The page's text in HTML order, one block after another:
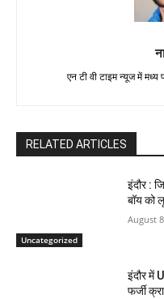
एन टी वी टाइम न्यूज में
RELATED ARTICLES
Uncategorized
इंदौर :
बॉय को
August
इंदौर में
फर्जी